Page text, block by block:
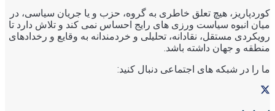
کوردپاریز، هیچ تعلق خاطری به گروه، حزب و یا جریان سیاسی، در
میان انبوه سیاست ورزی های رایج احساس نمی کند و تلاش دارد تا
رویکردی مستقل، نقادانه، تحلیلی و خردمندانه به وقایع و رخدادهای
منطقه و جهان داشته باشد.
ما را در شبکه های اجتماعی دنبال کنید: